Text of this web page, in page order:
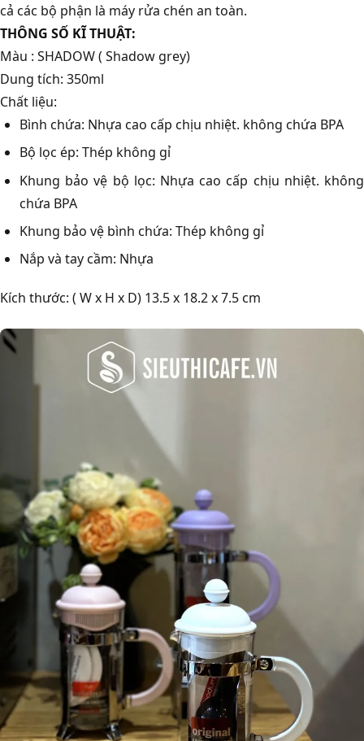
cả các bộ phận là máy rửa chén an toàn.
THÔNG SỐ KĨ THUẬT:
Màu : SHADOW ( Shadow grey)
Dung tích: 350ml
Chất liệu:
Bình chứa: Nhựa cao cấp chịu nhiệt. không chứa BPA
Bộ lọc ép: Thép không gỉ
Khung bảo vệ bộ lọc: Nhựa cao cấp chịu nhiệt. không
chứa BPA
Khung bảo vệ bình chứa: Thép không gỉ
Nắp và tay cầm: Nhựa
Kích thước: ( W x H x D) 13.5 x 18.2 x 7.5 cm